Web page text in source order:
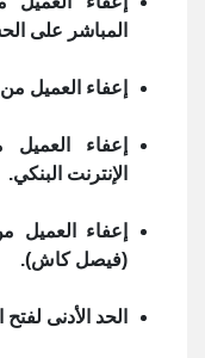
المباشر على
إعفاء العميل
إعفاء
الإنترنت البنكي.
إعفاء العميل
(فيصل كاش).
الحد الأدنى لفتح